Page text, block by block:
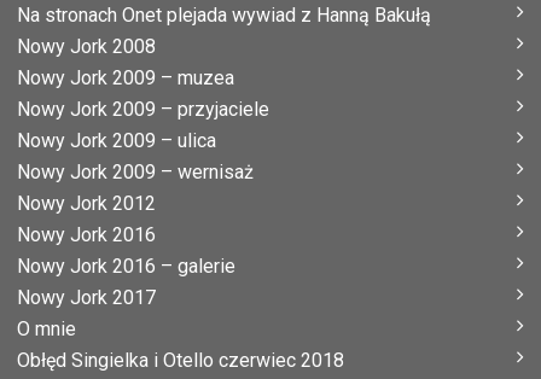
Na stronach Onet plejada wywiad z Hanną Bakułą
Nowy Jork 2008
Nowy Jork 2009 – muzea
Nowy Jork 2009 – przyjaciele
Nowy Jork 2009 – ulica
Nowy Jork 2009 – wernisaż
Nowy Jork 2012
Nowy Jork 2016
Nowy Jork 2016 – galerie
Nowy Jork 2017
O mnie
Obłęd Singielka i Otello czerwiec 2018